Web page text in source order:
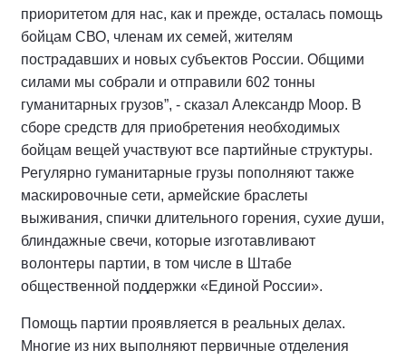
приоритетом для нас, как и прежде, осталась помощь
бойцам СВО, членам их семей, жителям
пострадавших и новых субъектов России. Общими
силами мы собрали и отправили 602 тонны
гуманитарных грузов”, - сказал Александр Моор. В
сборе средств для приобретения необходимых
бойцам вещей участвуют все партийные структуры.
Регулярно гуманитарные грузы пополняют также
маскировочные сети, армейские браслеты
выживания, спички длительного горения, сухие души,
блиндажные свечи, которые изготавливают
волонтеры партии, в том числе в Штабе
общественной поддержки «Единой России».
Помощь партии проявляется в реальных делах.
Многие из них выполняют первичные отделения